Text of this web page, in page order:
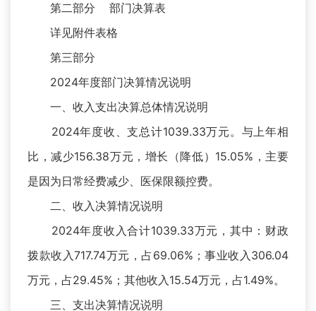
第二部分 部门决算表
详见附件表格
第三部分
2024年度部门决算情况说明
一、收入支出决算总体情况说明
2024年度收、支总计1039.33万元。与上年相
比，减少156.38万元，增长（降低）15.05%，主要
是因为日常经费减少、医保限额控费。
二、收入决算情况说明
2024年度收入合计1039.33万元，其中：财政
拨款收入717.74万元，占69.06%；事业收入306.04
万元，占29.45%；其他收入15.54万元，占1.49%。
三、支出决算情况说明